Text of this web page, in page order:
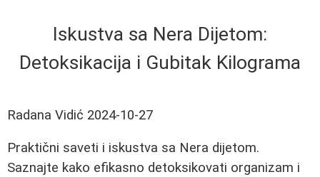
Iskustva sa Nera Dijetom:
Detoksikacija i Gubitak Kilograma
Radana Vidić 2024-10-27
Praktični saveti i iskustva sa Nera dijetom.
Saznajte kako efikasno detoksikovati organizam i